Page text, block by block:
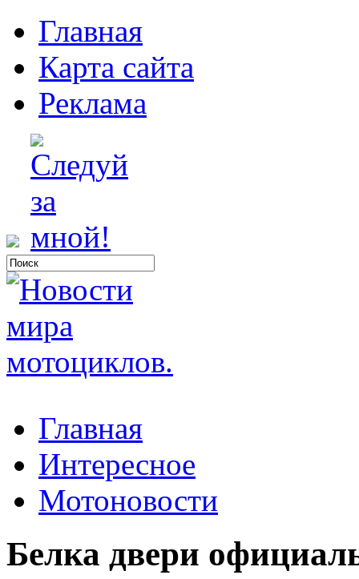
Главная
Карта сайта
Реклама
Главная
Интересное
Мотоновости
Белка двери